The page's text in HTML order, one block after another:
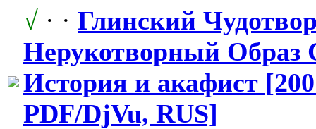
√ · · Глинский
Нерукотворны​й Образ
История и акафист
PDF/DjVu, RUS]